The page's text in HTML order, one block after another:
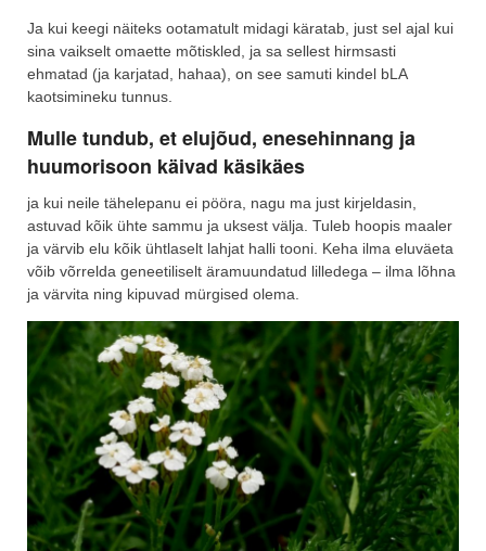
Ja kui keegi näiteks ootamatult midagi käratab, just sel ajal kui
sina vaikselt omaette mõtiskled, ja sa sellest hirmsasti
ehmatad (ja karjatad, hahaa), on see samuti kindel bLA
kaotsimineku tunnus.
Mulle tundub, et elujõud, enesehinnang ja
huumorisoon käivad käsikäes
ja kui neile tähelepanu ei pööra, nagu ma just kirjeldasin,
astuvad kõik ühte sammu ja uksest välja. Tuleb hoopis maaler
ja värvib elu kõik ühtlaselt lahjat halli tooni. Keha ilma eluväeta
võib võrrelda geneetiliselt äramuundatud lilledega – ilma lõhna
ja värvita ning kipuvad mürgised olema.